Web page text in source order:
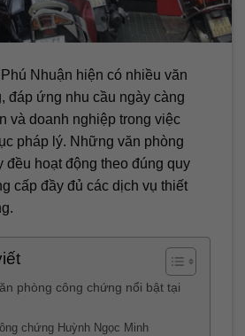
Nhuận hiện có nhiều văn
đáp ứng nhu cầu ngày càng
và doanh nghiệp trong việc
pháp lý. Những văn phòng
đều hoạt động theo đúng quy
cấp đầy đủ các dịch vụ thiết
phòng công chứng nổi bật tại
chứng Huỳnh Ngọc Minh